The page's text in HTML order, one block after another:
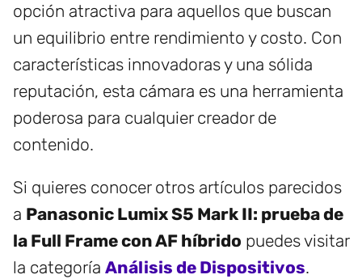
opción atractiva para aquellos que buscan
un equilibrio entre rendimiento y costo. Con
características innovadoras y una sólida
reputación, esta cámara es una herramienta
poderosa para cualquier creador de
contenido.
Si quieres conocer otros artículos parecidos
a Panasonic Lumix S5 Mark II: prueba de
la Full Frame con AF híbrido puedes visitar
la categoría Análisis de Dispositivos.